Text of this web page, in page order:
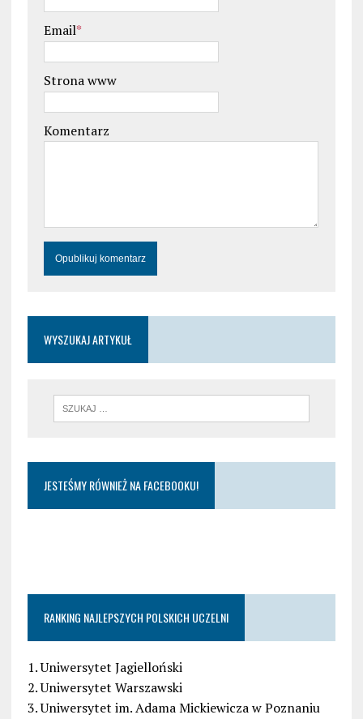
Email*
Strona www
Komentarz
WYSZUKAJ ARTYKUŁ
JESTEŚMY RÓWNIEŻ NA FACEBOOKU!
RANKING NAJLEPSZYCH POLSKICH UCZELNI
1. Uniwersytet Jagielloński
2. Uniwersytet Warszawski
3. Uniwersytet im. Adama Mickiewicza w Poznaniu